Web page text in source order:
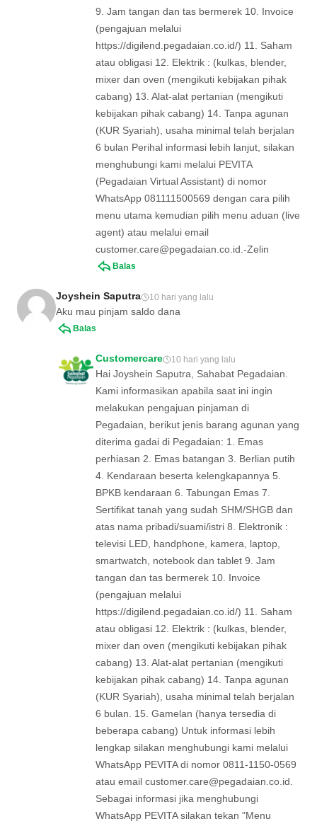
9. Jam tangan dan tas bermerek 10. Invoice
(pengajuan melalui
https://digilend.pegadaian.co.id/) 11. Saham
atau obligasi 12. Elektrik : (kulkas, blender,
mixer dan oven (mengikuti kebijakan pihak
cabang) 13. Alat-alat pertanian (mengikuti
kebijakan pihak cabang) 14. Tanpa agunan
(KUR Syariah), usaha minimal telah berjalan
6 bulan Perihal informasi lebih lanjut, silakan
menghubungi kami melalui PEVITA
(Pegadaian Virtual Assistant) di nomor
WhatsApp 081111500569 dengan cara pilih
menu utama kemudian pilih menu aduan (live
agent) atau melalui email
customer.care@pegadaian.co.id.-Zelin
Balas
Joyshein Saputra 10 hari yang lalu
Aku mau pinjam saldo dana
Balas
Customercare 10 hari yang lalu
Hai Joyshein Saputra, Sahabat Pegadaian.
Kami informasikan apabila saat ini ingin
melakukan pengajuan pinjaman di
Pegadaian, berikut jenis barang agunan yang
diterima gadai di Pegadaian: 1. Emas
perhiasan 2. Emas batangan 3. Berlian putih
4. Kendaraan beserta kelengkapannya 5.
BPKB kendaraan 6. Tabungan Emas 7.
Sertifikat tanah yang sudah SHM/SHGB dan
atas nama pribadi/suami/istri 8. Elektronik :
televisi LED, handphone, kamera, laptop,
smartwatch, notebook dan tablet 9. Jam
tangan dan tas bermerek 10. Invoice
(pengajuan melalui
https://digilend.pegadaian.co.id/) 11. Saham
atau obligasi 12. Elektrik : (kulkas, blender,
mixer dan oven (mengikuti kebijakan pihak
cabang) 13. Alat-alat pertanian (mengikuti
kebijakan pihak cabang) 14. Tanpa agunan
(KUR Syariah), usaha minimal telah berjalan
6 bulan. 15. Gamelan (hanya tersedia di
beberapa cabang) Untuk informasi lebih
lengkap silakan menghubungi kami melalui
WhatsApp PEVITA di nomor 0811-1150-0569
atau email customer.care@pegadaian.co.id.
Sebagai informasi jika menghubungi
WhatsApp PEVITA silakan tekan "Menu